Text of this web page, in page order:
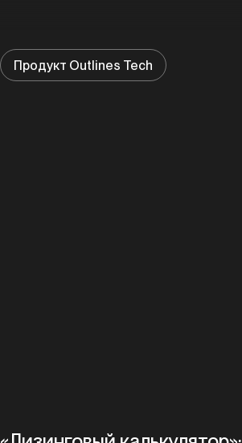
Продукт Outlines Tech